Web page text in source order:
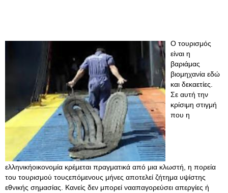
O τουρισμός
είναι η
βαριάμας
βιομηχανία εδώ
και δεκαετίες.
Σε αυτή την
κρίσιμη στιγμή
που η
ελληνικήοικονομία κρέμεται πραγματικά από μια κλωστή, η πορεία
του τουρισμού τουςεπόμενους μήνες αποτελεί ζήτημα υψίστης
εθνικής σημασίας. Κανείς δεν μπορεί νααπαγορεύσει απεργίες ή